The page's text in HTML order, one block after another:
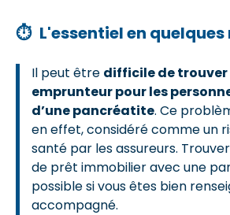
⏱ L'essentiel en
Il peut être difficile de trouver
emprunteur pour les
d’une pancréatite. Ce
en effet, considéré comme un
santé par les assureurs.
de prêt immobilier avec une
possible si vous êtes bien
accompagné.